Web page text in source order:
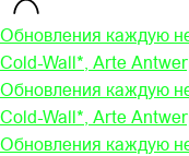
Обновления каждую
Cold-Wall*, Arte
Обновления каждую
Cold-Wall*, Arte
Обновления каждую